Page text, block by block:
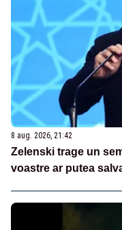
8 aug. 2026, 21:42
Zelenski trage un
voastre ar putea